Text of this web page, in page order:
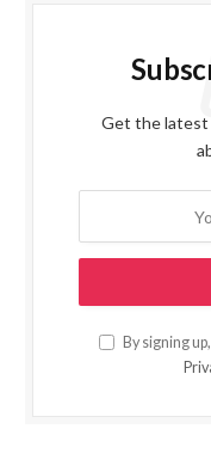
Get the latest
By signing